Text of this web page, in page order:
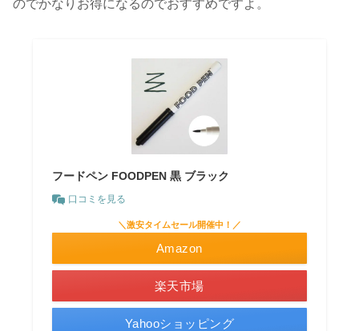
のでかなりお得になるのでおすすめですよ。
フードペン FOODPEN 黒 ブラック
口コミを見る
＼激安タイムセール開催中！／
Amazon
楽天市場
Yahooショッピング